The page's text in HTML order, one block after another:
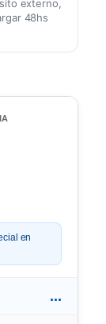
externo,
48hs
en
...